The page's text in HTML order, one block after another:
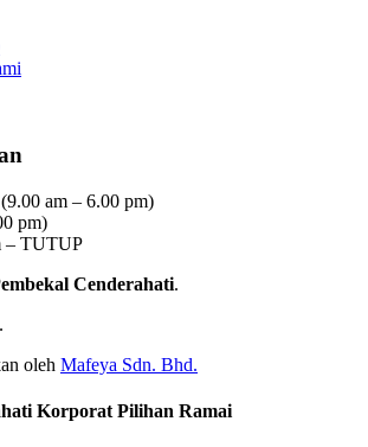
am – 6.00 pm)
pm)
– TUTUP
Cenderahati.
oleh Mafeya Sdn. Bhd.
Korporat Pilihan Ramai